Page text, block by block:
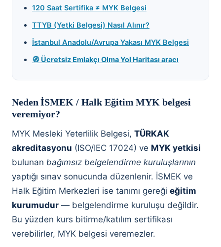
120 Saat Sertifika ≠ MYK Belgesi
TTYB (Yetki Belgesi) Nasıl Alınır?
İstanbul Anadolu/Avrupa Yakası MYK Belgesi
🧭 Ücretsiz Emlakçı Olma Yol Haritası aracı
Neden İSMEK / Halk Eğitim MYK belgesi
veremiyor?
MYK Mesleki Yeterlilik Belgesi, TÜRKAK
akreditasyonu (ISO/IEC 17024) ve MYK yetkisi
bulunan bağımsız belgelendirme kuruluşlarının
yaptığı sınav sonucunda düzenlenir. İSMEK ve
Halk Eğitim Merkezleri ise tanımı gereği eğitim
kurumudur — belgelendirme kuruluşu değildir.
Bu yüzden kurs bitirme/katılım sertifikası
verebilirler, MYK belgesi veremezler.